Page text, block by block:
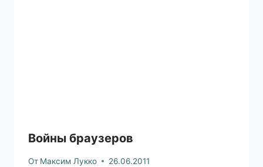
Войны браузеров
От Максим Лукко 26.06.2011